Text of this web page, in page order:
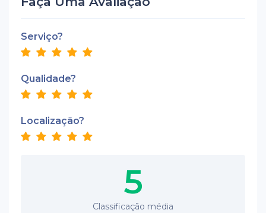
Serviço?
Qualidade?
Localização?
5
Classificação média